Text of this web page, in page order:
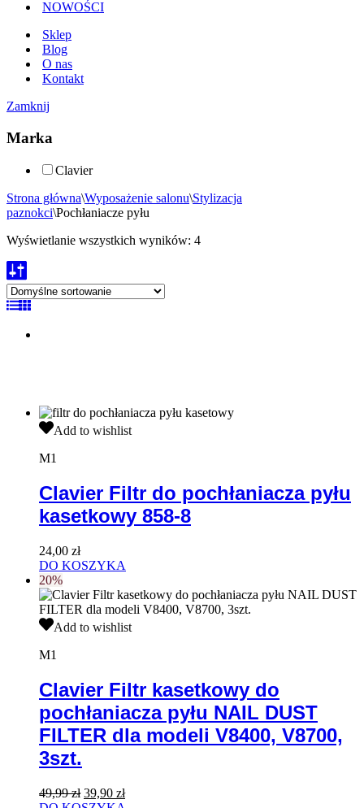
NOWOŚCI
Sklep
Blog
O nas
Kontakt
Zamknij
Marka
Clavier
Strona główna\Wyposażenie salonu\Stylizacja
paznokci\Pochłaniacze pyłu
Wyświetlanie wszystkich wyników: 4
Clavier
do
pyłu
kasetkowy
858-
8
Add to wishlist
M1
Clavier Filtr do pochłaniacza pyłu
kasetkowy 858-8
24,00 zł
DO KOSZYKA
20%
Clavier
kasetkowy
pochłaniacza
pyłu
NAIL
DUST
FILTER
dla
modeli
V8700,
Add to wishlist
M1
Clavier Filtr kasetkowy do
pochłaniacza pyłu NAIL DUST
FILTER dla modeli V8400, V8700,
3szt.
49,99zł Pierwotna
39,90 złAktualna